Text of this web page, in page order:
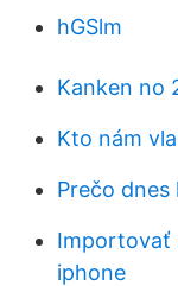
hGSlm
Kanken no
Kto nám
Prečo dnes
Importovať
iphone